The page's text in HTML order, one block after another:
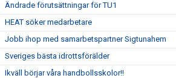
Ändrade förutsättningar för TU1
HEAT söker medarbetare
Jobb ihop med samarbetspartner Sigtunahem
Sveriges bästa idrottsförälder
Ikväll börjar våra handbollsskolor!!